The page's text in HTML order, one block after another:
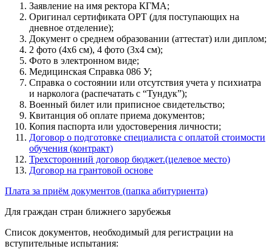
Заявление на имя ректора КГМА;
Оригинал сертификата ОРТ (для поступающих на
дневное отделение);
Документ о среднем образовании (аттестат) или диплом;
2 фото (4x6 см), 4 фото (3x4 см);
Фото в электронном виде;
Медицинская Справка 086 У;
Справка о состоянии или отсутствия учета у психиатра
и нарколога (распечатать с “Тундук”);
Военный билет или приписное свидетельство;
Квитанция об оплате приема документов;
Копия паспорта или удостоверения личности;
Договор о подготовке специалиста с оплатой стоимости
обучения (контракт)
Трехсторонний договор бюджет.(целевое место)
Договор на грантовой основе
Плата за приём документов (папка абитуриента)
Для граждан стран ближнего зарубежья
Список документов, необходимый для регистрации на
вступительные испытания: